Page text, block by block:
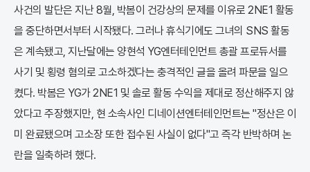
사건의 발단은 지난 8월, 박봄이 건강상의 문제를 이유로 2NE1 활동
을 중단하면서부터 시작됐다. 그러나 휴식기에도 그녀의 SNS 활동
은 계속됐고, 지난달에는 양현석 YG엔터테인먼트 총괄 프로듀서를
사기 및 횡령 혐의로 고소하겠다는 충격적인 글을 올려 파문을 일으
켰다. 박봄은 YG가 2NE1 및 솔로 활동 수익을 제대로 정산해주지 않
았다고 주장했지만, 현 소속사인 디네이션엔터테인먼트는 "정산은 이
미 완료됐으며 고소장 또한 접수된 사실이 없다"고 즉각 반박하며 논
란을 일축하려 했다.